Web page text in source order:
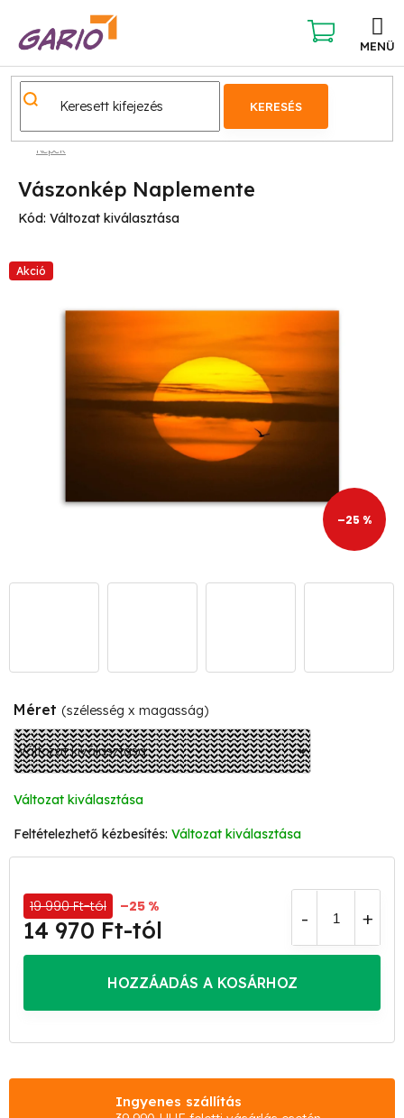
KERESÉS
KOSÁR
Képek
Vászonkép Naplemente
Kód: Változat kiválasztása
Akció
–25 %
Méret (szélesség x magasság)
Változat kiválasztása
Változat kiválasztása
19 990 Ft-tól –25 %
14 970 Ft-tól
HOZZÁADÁS A KOSÁRHOZ
Ingyenes szállítás